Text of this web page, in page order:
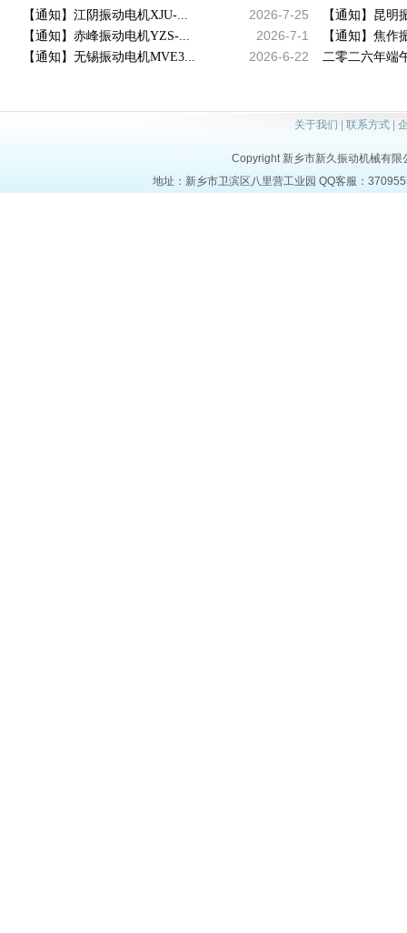
2026-7-25
【通知】江阴振动电机XJU-... 【通知】昆明
2026-7-1
【通知】赤峰振动电机YZS-... 【通知】焦作
2026-6-22
【通知】无锡振动电机MVE3... 二零二六年端
关于我们 联系方式|
Copyright 新乡市新久振动机械有
地址：新乡市卫滨区八里营工业园 QQ客服：